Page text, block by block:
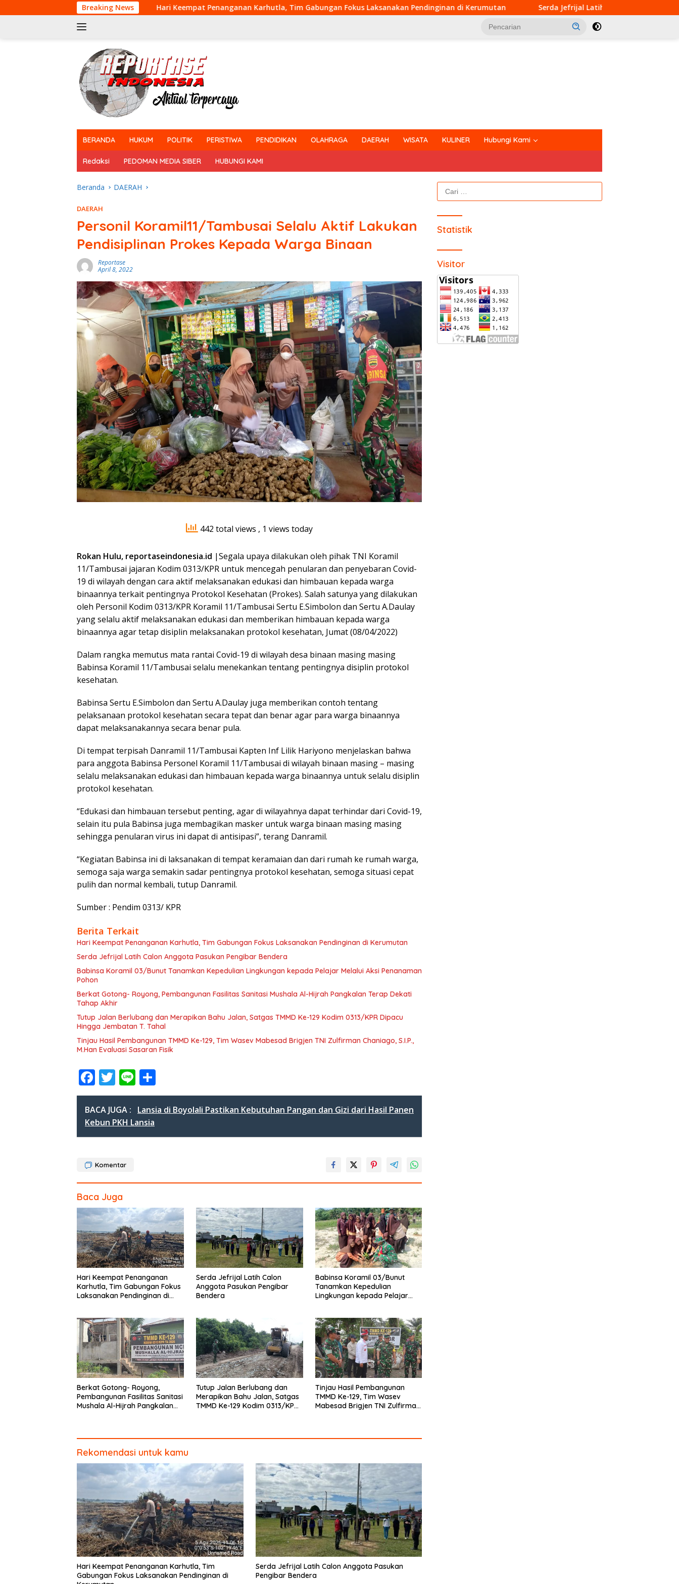
ke
Breaking News
Hari Keempat Penanganan Karhutla, Tim Gabungan Fokus Laksanakan Pendinginan di Kerumutan Serda Jefrijal Latih Calon Anggota Pasukan Pengibar Bendera
BERANDA HUKUM POLITIK PERISTIWA PENDIDIKAN OLAHRAGA DAERAH WISATA KULINER Hubungi Kami
Redaksi PEDOMAN MEDIA SIBER HUBUNGI KAMI
Beranda DAERAH
DAERAH
Personil Koramil11/Tambusai Selalu Aktif Lakukan
Pendisiplinan Prokes Kepada Warga Binaan
Reportase
April 8, 2022
442 total views , 1 views today
Rokan Hulu, reportaseindonesia.id |Segala upaya dilakukan oleh pihak TNI Koramil
11/Tambusai jajaran Kodim 0313/KPR untuk mencegah penularan dan penyebaran Covid-
19 di wilayah dengan cara aktif melaksanakan edukasi dan himbauan kepada warga
binaannya terkait pentingnya Protokol Kesehatan (Prokes). Salah satunya yang dilakukan
oleh Personil Kodim 0313/KPR Koramil 11/Tambusai Sertu E.Simbolon dan Sertu A.Daulay
yang selalu aktif melaksanakan edukasi dan memberikan himbauan kepada warga
binaannya agar tetap disiplin melaksanakan protokol kesehatan, Jumat (08/04/2022)
Dalam rangka memutus mata rantai Covid-19 di wilayah desa binaan masing masing
Babinsa Koramil 11/Tambusai selalu menekankan tentang pentingnya disiplin protokol
kesehatan.
Babinsa Sertu E.Simbolon dan Sertu A.Daulay juga memberikan contoh tentang
pelaksanaan protokol kesehatan secara tepat dan benar agar para warga binaannya
dapat melaksanakannya secara benar pula.
Di tempat terpisah Danramil 11/Tambusai Kapten Inf Lilik Hariyono menjelaskan bahwa
para anggota Babinsa Personel Koramil 11/Tambusai di wilayah binaan masing – masing
selalu melaksanakan edukasi dan himbauan kepada warga binaannya untuk selalu disiplin
protokol kesehatan.
“Edukasi dan himbauan tersebut penting, agar di wilayahnya dapat terhindar dari Covid-19,
selain itu pula Babinsa juga membagikan masker untuk warga binaan masing masing
sehingga penularan virus ini dapat di antisipasi”, terang Danramil.
“Kegiatan Babinsa ini di laksanakan di tempat keramaian dan dari rumah ke rumah warga,
semoga saja warga semakin sadar pentingnya protokol kesehatan, semoga situasi cepat
pulih dan normal kembali, tutup Danramil.
Sumber : Pendim 0313/ KPR
Berita Terkait
Hari Keempat Penanganan Karhutla, Tim Gabungan Fokus Laksanakan Pendinginan di Kerumutan
Serda Jefrijal Latih Calon Anggota Pasukan Pengibar Bendera
Babinsa Koramil 03/Bunut Tanamkan Kepedulian Lingkungan kepada Pelajar Melalui Aksi Penanaman
Pohon
Berkat Gotong- Royong, Pembangunan Fasilitas Sanitasi Mushala Al-Hijrah Pangkalan Terap Dekati
Tahap Akhir
Tutup Jalan Berlubang dan Merapikan Bahu Jalan, Satgas TMMD Ke-129 Kodim 0313/KPR Dipacu
Hingga Jembatan T. Tahal
Tinjau Hasil Pembangunan TMMD Ke-129, Tim Wasev Mabesad Brigjen TNI Zulfirman Chaniago, S.I.P.,
M.Han Evaluasi Sasaran Fisik
F
ac
e
b
o
o
k
T
w
itt
er
Li
n
e
h
ar
BACA JUGA :
Lansia di Boyolali Pastikan Kebutuhan Pangan dan Gizi dari Hasil Panen
Kebun PKH Lansia
Komentar
Baca Juga
Hari Keempat Penanganan
Karhutla, Tim Gabungan Fokus
Laksanakan Pendinginan di
Serda Jefrijal Latih Calon
Anggota Pasukan Pengibar
Bendera
Babinsa Koramil 03/Bunut
Tanamkan Kepedulian
Lingkungan kepada Pelajar
Berkat Gotong- Royong,
Pembangunan Fasilitas Sanitasi
Mushala Al-Hijrah Pangkalan
Tutup Jalan Berlubang dan
Merapikan Bahu Jalan, Satgas
TMMD Ke-129 Kodim 0313/KPR
Tinjau Hasil Pembangunan
TMMD Ke-129, Tim Wasev
Mabesad Brigjen TNI Zulfirman
Rekomendasi untuk kamu
Hari Keempat Penanganan Karhutla, Tim
Gabungan Fokus Laksanakan Pendinginan di
Serda Jefrijal Latih Calon Anggota Pasukan
Pengibar Bendera
Cari
untuk:
Statistik
Visitor